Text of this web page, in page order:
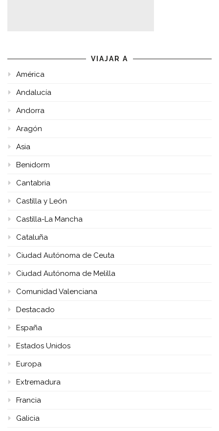
VIAJAR A
América
Andalucía
Andorra
Aragón
Asia
Benidorm
Cantabria
Castilla y León
Castilla-La Mancha
Cataluña
Ciudad Autónoma de Ceuta
Ciudad Autónoma de Melilla
Comunidad Valenciana
Destacado
España
Estados Unidos
Europa
Extremadura
Francia
Galicia